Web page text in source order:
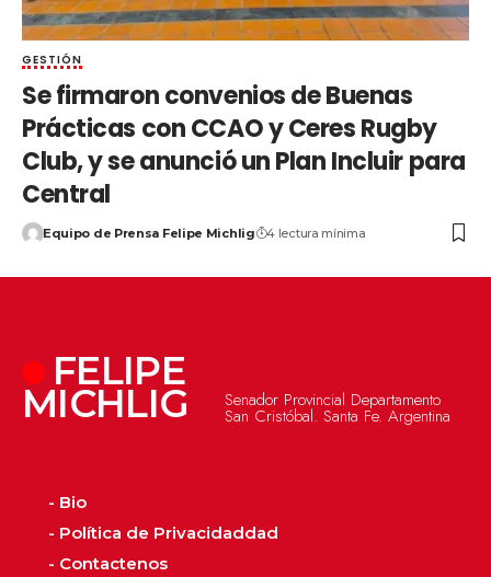
GESTIÓN
Se firmaron convenios de Buenas
Prácticas con CCAO y Ceres Rugby
Club, y se anunció un Plan Incluir para
Central
Equipo de Prensa Felipe Michlig 4 lectura mínima
FELIPE
MICHLIG Senador Provincial Departamento
San Cristóbal. Santa Fe. Argentina
- Bio
- Política de Privacidaddad
- Contactenos